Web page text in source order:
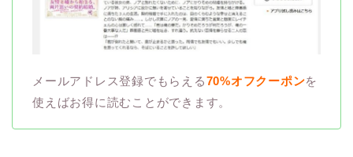
メールアドレス登録でもらえる70%オフクーポンを
使えばお得に読むことができます。